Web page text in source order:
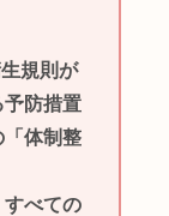
規則が
防措置
「体制整
すべての